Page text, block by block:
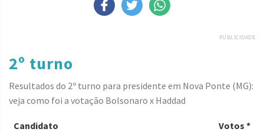
PUBLICIDADE
2º turno
Resultados do 2º turno para presidente em Nova Ponte (MG):
veja como foi a votação Bolsonaro x Haddad
Candidato Votos *